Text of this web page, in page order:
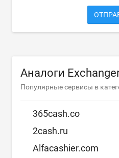
Аналоги
Популярные сервисы в
365cash.co
2cash.ru
Alfacashier.com